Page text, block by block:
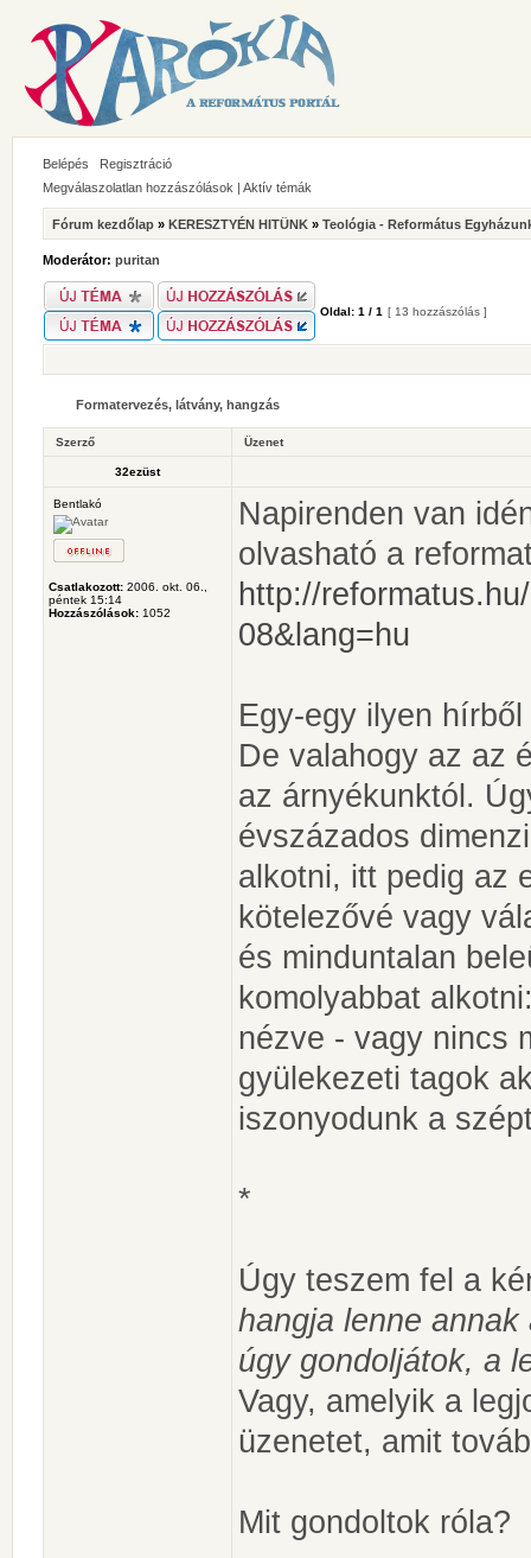
Belépés
Regisztráció
Megválaszolatlan hozzászólások | Aktív témák
Fórum kezdőlap » KERESZTYÉN HITÜNK » Teológia - Református
Moderátor: puritan
Oldal: 1 / 1 [ 13 hozzászólás ]
Formatervezés, látvány, hangzás
Szerző Üzenet
32ezüst
Bentlakó
Csatlakozott: 2006. okt. 06.,
péntek 15:14
Hozzászólások: 1052
Napirenden van
olvasható a
http://
08&lang=hu
Egy-egy ilyen
De valahogy az az
az árnyékunktól.
évszázados
alkotni, itt pedig az
kötelezővé vagy
és minduntalan
komolyabbat
nézve - vagy nincs
gyülekezeti tagok
iszonyodunk a
*
Úgy teszem fel a
hangja lenne
úgy gondoljátok, a
Vagy, amelyik a
üzenetet, amit
Mit gondoltok róla?